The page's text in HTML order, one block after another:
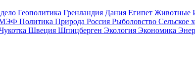
Геополитика Гренландия Дания Египет Животные
Политика Природа Россия Рыболовство Сельское
Швеция Шпицберген Экология Экономика